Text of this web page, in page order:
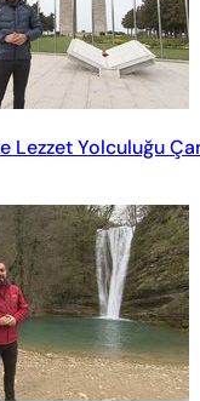
Lezzet Yolculuğu